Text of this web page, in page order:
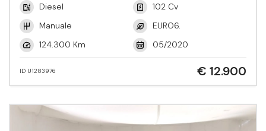
Diesel
102 Cv
Manuale
EURO6.
124.300 Km
05/2020
ID U1283976 € 12.900